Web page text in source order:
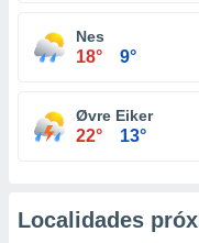
Nes
18° 9°
Øvre Eiker
22° 13°
Localidades